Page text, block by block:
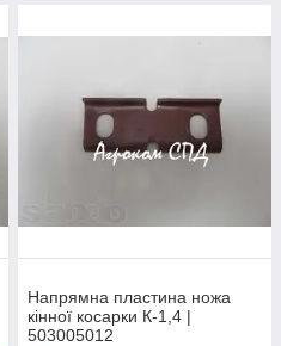
Напрямна пластина ножа
кінної косарки К-1,4 |
503005012